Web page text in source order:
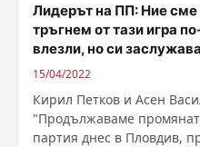
Лидерът на ПП: Ние
тръгнем от тази игра
влезли, но си заслужава
15/04/2022
Кирил Петков и Асен
"Продължаваме
партия днес в Пловдив,